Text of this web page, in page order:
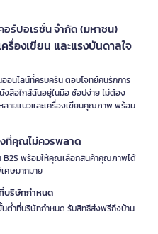
อร์ปอเรชั่น จำกัด (มหาชน)
รื่องเขียน และแรงบันดาลใจ
อนไลน์ที่ครบครัน ตอบโจทย์คนรักการ
งสือใกล้ฉันอยู่ในมือ ช้อปง่าย ไม่ต้อง
ลายแนวและเครื่องเขียนคุณภาพ พร้อม
ที่คุณไม่ควรพลาด
B2S พร้อมให้คุณเลือกสินค้าคุณภาพได้
ศษมากมาย
บริษัทกำหนด
ต่ำที่บริษัทกำหนด รับสิทธิ์ส่งฟรีถึงบ้าน